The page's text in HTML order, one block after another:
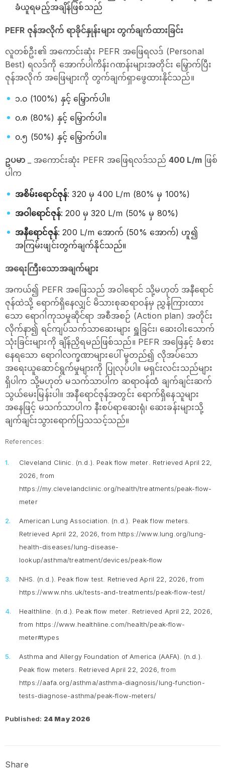
ခံယူရမည့်အချိန်ဖြစ်သည်
PEFR ဇုန်အလိုက် ရာခိုင်နှုန်းများ တွက်ချက်ထားခြင်း
လူတစ်ဦး၏ အကောင်းဆုံး PEFR အဖြေရလဒ် (Personal
Best) ရလဒ်ကို အောက်ပါကိန်းဂဏန်းများအတိုင်း မြှောက်ပြီး
ဇုန်အလိုက် အဖြေများကို တွက်ချက်ရှာဖွေထားနိုင်သည်။
၁.၀ (100%) နှင့် မြှောက်ပါ။
၀.၈ (80%) နှင့် မြှောက်ပါ။
၀.၅ (50%) နှင့် မြှောက်ပါ။
ဥပမာ _ အကောင်းဆုံး PEFR အဖြေရလဒ်သည် 400 L/mဖြစ်
ပါက
အစိမ်းရောင်ဇုန်: 320 မှ 400 L/m (80% မှ 100%)
အဝါရောင်ဇုန်: 200 မှ 320 L/m (50% မှ 80%)
အနီရောင်ဇုန်: 200 L/m အောက် (50% အောက်) ဟူ၍
အကြမ်းဖျင်းတွက်ချက်နိုင်သည်။
အရေးကြီးသောအချက်များ
အကယ်၍ PEFR အဖြေသည် အဝါရောင် သို့မဟုတ် အနီရောင်
ဇုန်ထဲသို့ ရောက်ရှိနေလျှင် မိသားစုဆရာဝန်မှ ညွှန်ကြားထား
သော ရောဂါကုသမှုဆိုင်ရာ အစီအစဉ် (Action plan) အတိုင်း
လိုက်နာ၍ ရင်ကျပ်သက်သာဆေးများ ရှူခြင်း၊ ဆေးဝါးသောက်
သုံးခြင်းများကို ချိန်ညှိရမည်ဖြစ်သည်။ PEFR အဖြေနှင့် ခံစား
နေရသော ရောဂါလက္ခဏာများပေါ် မူတည်၍ လိုအပ်သော
အရေးယူဆောင်ရွက်မှုများကို ပြုလုပ်ပါ။ မရှင်းလင်းသည်များ
ရှိပါက သို့မဟုတ် မသက်သာပါက ဆရာဝန်ထံ ချက်ချင်းဆက်
သွယ်မေးမြန်းပါ။ အနီရောင်ဇုန်အတွင်း ရောက်ရှိနေသူများ
အနေဖြင့် မသက်သာပါက နီးစပ်ရာဆေးရုံ၊ ဆေးခန်းများသို့
ချက်ချင်းသွားရောက်ပြသသင့်သည်။
References:
Cleveland Clinic. (n.d.). Peak flow meter . Retrieved April 22,
2026, from
https://my.clevelandclinic.org/health/treatments/peak-flow-
meter
American Lung Association. (n.d.). Peak flow meters
Retrieved April 22, 2026, from https://www.lung.org/lung-
health-diseases/lung-disease-
lookup/asthma/treatment/devices/peak-flow
NHS. (n.d.). Peak flow test . Retrieved April 22, 2026, from
https://www.nhs.uk/tests-and-treatments/peak-flow-test/
Healthline. (n.d.). Peak flow meter . Retrieved April 22, 2026,
from https://www.healthline.com/health/peak-flow-
meter#types
Asthma and Allergy Foundation of America (AAFA). (n.d.).
Peak flow meters . Retrieved April 22, 2026, from
https://aafa.org/asthma/asthma-diagnosis/lung-function-
tests-diagnose-asthma/peak-flow-meters/
Published: 24 May 2026
Share